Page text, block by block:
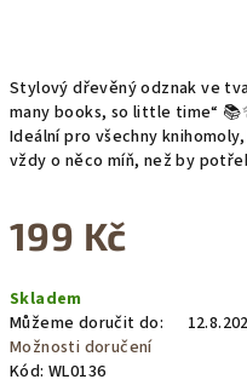
Stylový dřevěný odznak ve
many books, so little time“
Ideální pro všechny
vždy o něco míň, než by
199 Kč
cena:
Skladem
Můžeme doručit do:
Možnosti doručení
Kód: WL0136